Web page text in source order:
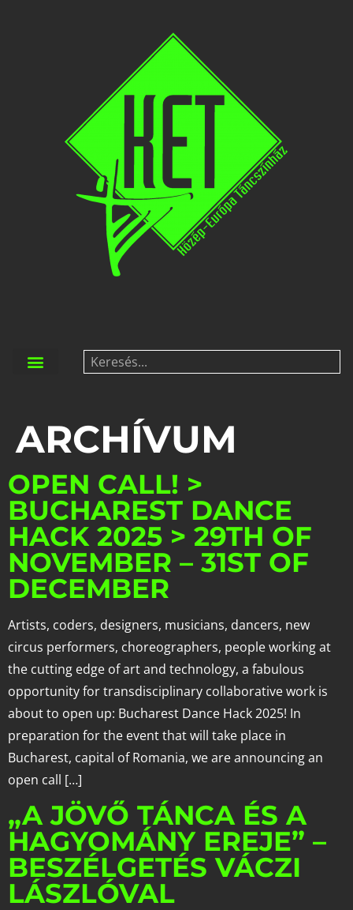
ARCHÍVUM
OPEN CALL! >
BUCHAREST DANCE
HACK 2025 > 29TH OF
NOVEMBER – 31ST OF
DECEMBER
Artists, coders, designers, musicians, dancers, new
circus performers, choreographers, people working at
the cutting edge of art and technology, a fabulous
opportunity for transdisciplinary collaborative work is
about to open up: Bucharest Dance Hack 2025! In
preparation for the event that will take place in
Bucharest, capital of Romania, we are announcing an
open call […]
„A JÖVŐ TÁNCA ÉS A
HAGYOMÁNY EREJE” –
BESZÉLGETÉS VÁCZI
LÁSZLÓVAL